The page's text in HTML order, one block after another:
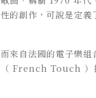
性的創作， 可說是定
而來自法國的電子樂組
（ French Touch ）